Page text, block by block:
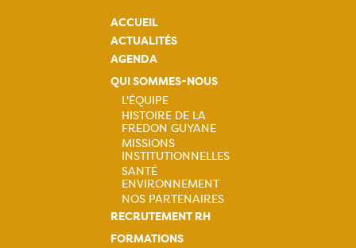
ACCUEIL
ACTUALITÉS
AGENDA
QUI SOMMES-NOUS
Navigation
principale
L'ÉQUIPE
HISTOIRE DE LA
FREDON GUYANE
MISSIONS
INSTITUTIONNELLES
SANTÉ
ENVIRONNEMENT
NOS PARTENAIRES
RECRUTEMENT RH
FORMATIONS